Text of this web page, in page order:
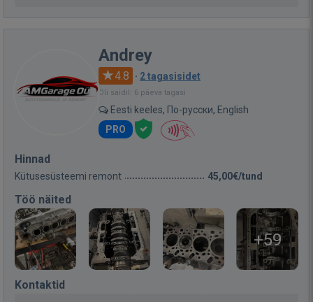
Andrey
4.8 · 2 tagasisidet
Oli saidil: 6 päeva tagasi
Eesti keeles, По-русски, English
PRO
Hinnad
Kütusesüsteemi remont 45,00€/tund
Töö näited
+59
Kontaktid